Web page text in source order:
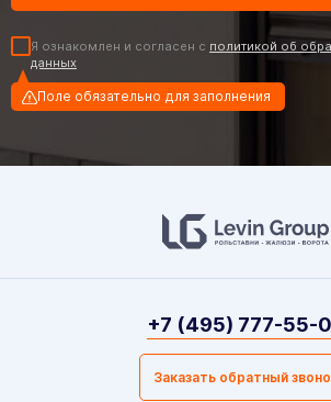
Я ознакомлен и согласен с политикой об
данных
Поле обязательно для заполнения
+7 (495) 777-55-
Заказать обратный